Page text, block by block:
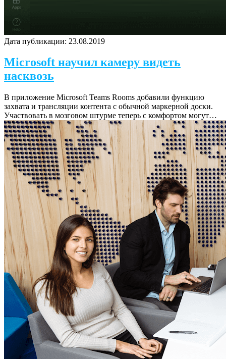
Дата публикации: 23.08.2019
Microsoft научил камеру видеть
насквозь
В приложение Microsoft Teams Rooms добавили функцию
захвата и трансляции контента с обычной маркерной доски.
Участвовать в мозговом штурме теперь с комфортом могут…